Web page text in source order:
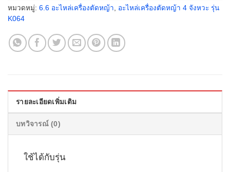
หมวดหมู่: 6.6 อะไหล่เครื่องตัดหญ้า, อะไหล่เครื่องตัดหญ้า 4 จังหวะ รุ่น
K064
รายละเอียดเพิ่มเติม
บทวิจารณ์ (0)
ใช้ได้กับรุ่น